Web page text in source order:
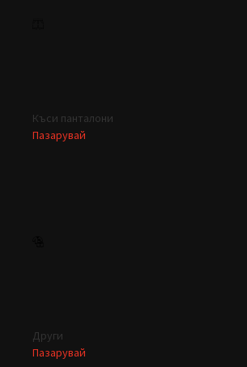
Къси панталони
Пазарувай
Други
Пазарувай